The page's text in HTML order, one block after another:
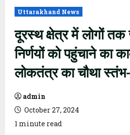
Uttarakhand News
दूरस्थ क्षेत्र में लोगों
निर्णयों को पहुंचाने का
लोकतंत्र का चौथा
admin
October 27, 2024
1 minute read